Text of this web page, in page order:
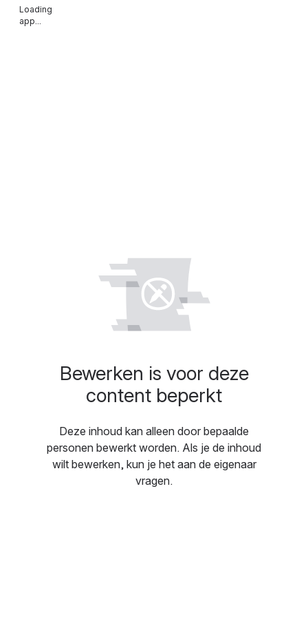
Loading
app...
Bewerken is voor deze
content beperkt
Deze inhoud kan alleen door bepaalde
personen bewerkt worden. Als je de inhoud
wilt bewerken, kun je het aan de eigenaar
vragen.